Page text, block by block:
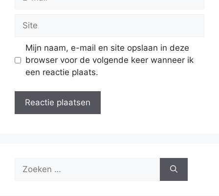
Site
Mijn naam, e-mail en site opslaan in deze
browser voor de volgende keer wanneer ik
een reactie plaats.
naar: